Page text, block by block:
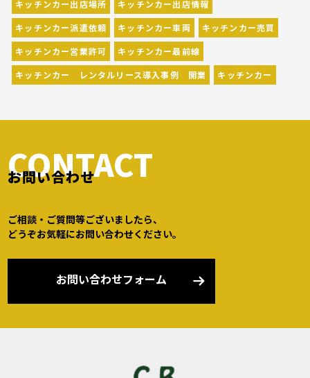
キッチンカー出店場所
キッチンカー出店情報
キッチンカー派遣依頼
キッチンカー車両
キッチンカー売買
キッチンカー営業許可
キッチンカー最前線
キッチンカー レンタルリース導入事例 開業
キッチンカー
CONTACT
お問い合わせ
ご相談・ご質問等ございましたら、
どうぞお気軽にお問い合わせください。
お問い合わせフォーム